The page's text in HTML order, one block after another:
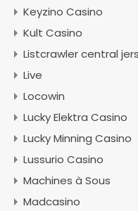
Keyzino Casino
Kult Casino
Listcrawler central
Live
Locowin
Lucky Elektra Casino
Lucky Minning Casino
Lussurio Casino
Machines à Sous
Madcasino